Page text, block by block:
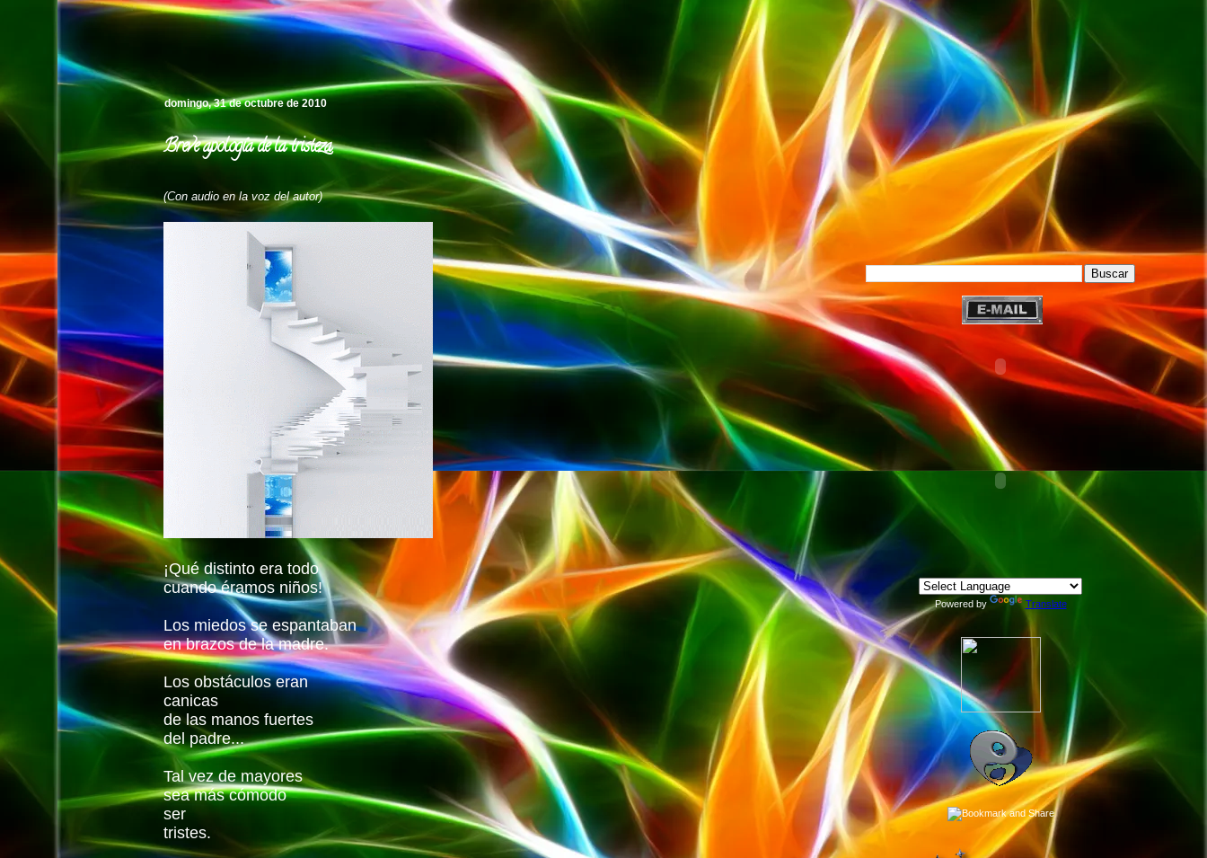
domingo, 31 de octubre de 2010
Breve apología de la tristeza
(Con audio en la voz del autor)
¡Qué distinto era todo
cuando éramos niños!
Los miedos se espantaban
en brazos de la madre.
Los obstáculos eran
canicas
de las manos fuertes
del padre...
Tal vez de mayores
sea más cómodo
ser
tristes.
Powered by Translate